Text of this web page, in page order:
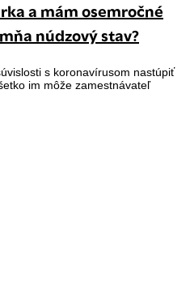
a mám osemročné
núdzový stav?
s koronavírusom nastúpiť
im môže zamestnávateľ